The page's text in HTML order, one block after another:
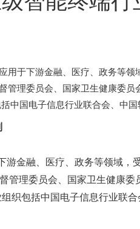
用于下游金融、医疗、政务等
管理委员会、国家卫生健康委
中国电子信息行业联合会、中国
游金融、医疗、政务等领域，
管理委员会、国家卫生健康
织包括中国电子信息行业联